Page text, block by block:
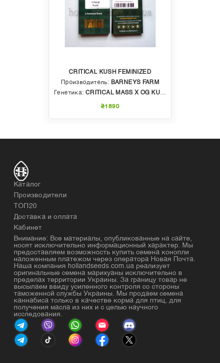
CRITICAL KUSH FEMINIZED
Производитель: BARNEYS FARM
Генетика: CRITICAL MASS X OG KUSH
₴1890
Каталог
Производители
ТОП20
Доставка и оплата
Кабинет
Внимание: Все материалы, опубликованные на сайте,
носят исключительно информационный характер. Мы
предоставляем возможность купить семена конопли
наложенным платежом через оператора Новая Почта.
Наша компания hollandseeds.com.ua реализует
оригинальные семена марихуаны исключительно в
пределах территории Украины. За границу товар не
высылаем ввиду усиленного контроля со стороны
таможенной службы Украины. Мы продаем семена
каннабиса только в качестве корма для птиц, для
получения масла из них и с целью научного
исследования.